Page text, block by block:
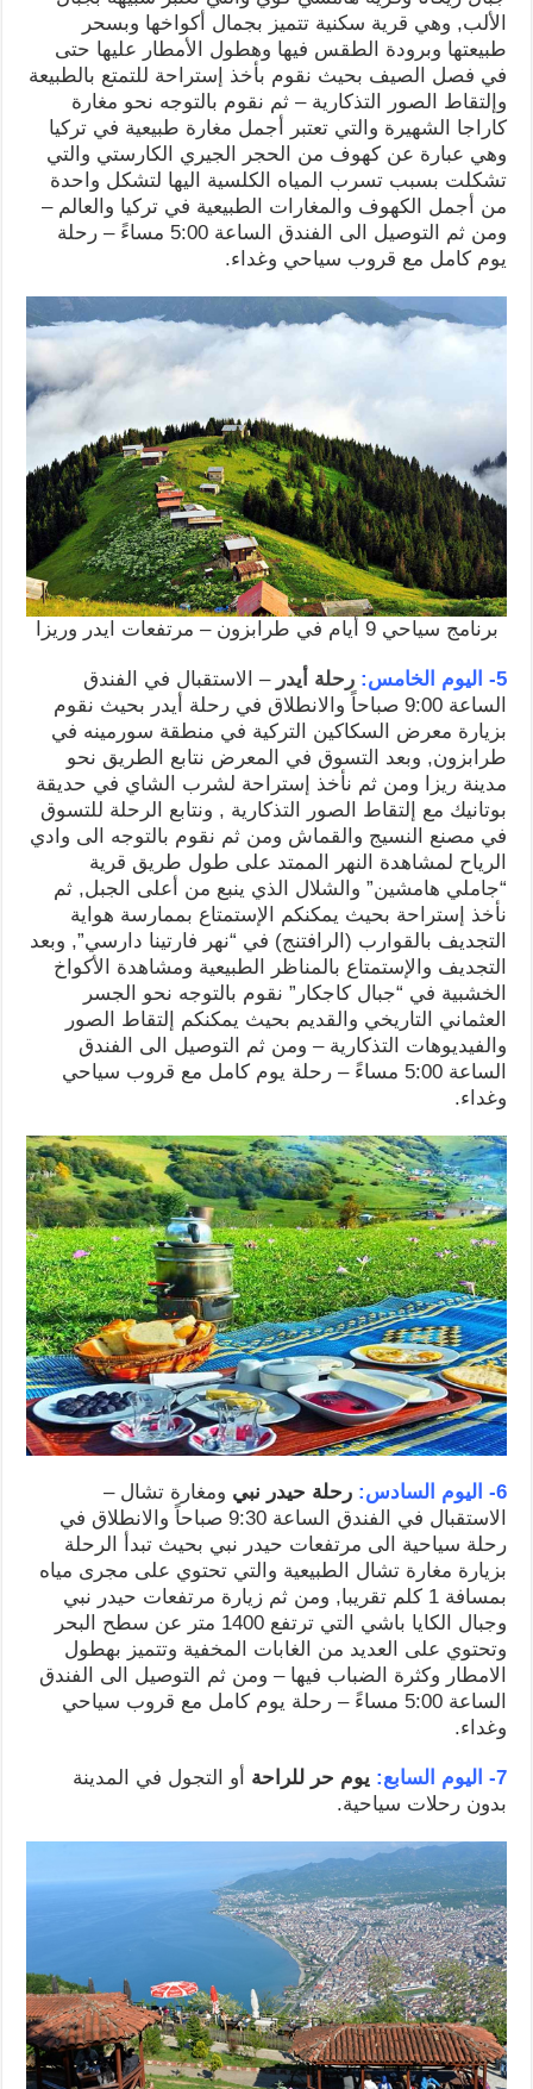
الألب, وهي قرية سكنية تتميز بجمال أكواخها وبسحر
طبيعتها وبرودة الطقس فيها وهطول الأمطار عليها حتى
في فصل الصيف بحيث نقوم بأخذ إستراحة للتمتع بالطبيعة
وإلتقاط الصور التذكارية – ثم نقوم بالتوجه نحو مغارة
كاراجا الشهيرة والتي تعتبر أجمل مغارة طبيعية في تركيا
وهي عبارة عن كهوف من الحجر الجيري الكارستي والتي
تشكلت بسبب تسرب المياه الكلسية اليها لتشكل واحدة
من أجمل الكهوف والمغارات الطبيعية في تركيا والعالم –
ومن ثم التوصيل الى الفندق الساعة 5:00 مساءً – رحلة
يوم كامل مع قروب سياحي وغداء.
برنامج سياحي 9 أيام في طرابزون – مرتفعات ايدر وريزا
5- اليوم الخامس: رحلة أيدر – الاستقبال في الفندق
الساعة 9:00 صباحاً والانطلاق في رحلة أيدر بحيث نقوم
بزيارة معرض السكاكين التركية في منطقة سورمينه في
طرابزون, وبعد التسوق في المعرض نتابع الطريق نحو
مدينة ريزا ومن ثم نأخذ إستراحة لشرب الشاي في حديقة
بوتانيك مع إلتقاط الصور التذكارية , ونتابع الرحلة للتسوق
في مصنع النسيج والقماش ومن ثم نقوم بالتوجه الى وادي
الرياح لمشاهدة النهر الممتد على طول طريق قرية
“جاملي هامشين” والشلال الذي ينبع من أعلى الجبل, ثم
نأخذ إستراحة بحيث يمكنكم الإستمتاع بممارسة هواية
التجديف بالقوارب (الرافتنج) في “نهر فارتينا دارسي”, وبعد
التجديف والإستمتاع بالمناظر الطبيعية ومشاهدة الأكواخ
الخشبية في “جبال كاجكار” نقوم بالتوجه نحو الجسر
العثماني التاريخي والقديم بحيث يمكنكم إلتقاط الصور
والفيديوهات التذكارية – ومن ثم التوصيل الى الفندق
الساعة 5:00 مساءً – رحلة يوم كامل مع قروب سياحي
وغداء.
6- اليوم السادس: رحلة حيدر نبي ومغارة تشال –
الاستقبال في الفندق الساعة 9:30 صباحاً والانطلاق في
رحلة سياحية الى مرتفعات حيدر نبي بحيث تبدأ الرحلة
بزيارة مغارة تشال الطبيعية والتي تحتوي على مجرى مياه
بمسافة 1 كلم تقريبا, ومن ثم زيارة مرتفعات حيدر نبي
وجبال الكايا باشي التي ترتفع 1400 متر عن سطح البحر
وتحتوي على العديد من الغابات المخفية وتتميز بهطول
الامطار وكثرة الضباب فيها – ومن ثم التوصيل الى الفندق
الساعة 5:00 مساءً – رحلة يوم كامل مع قروب سياحي
وغداء.
7- اليوم السابع: يوم حر للراحة أو التجول في المدينة
بدون رحلات سياحية.